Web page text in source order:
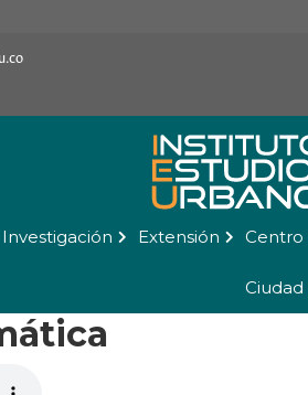
Investigación Extensión Centro